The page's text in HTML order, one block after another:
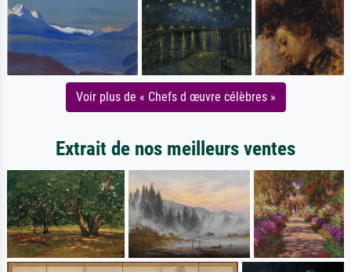
Voir plus de « Chefs d œuvre célèbres »
Extrait de nos meilleurs ventes